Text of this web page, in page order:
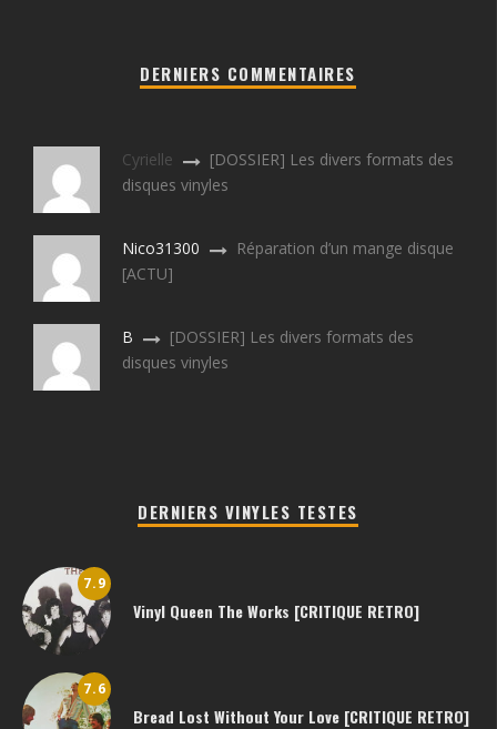
DERNIERS COMMENTAIRES
Cyrielle
[DOSSIER] Les divers formats des
disques vinyles
Nico31300
Réparation d’un mange disque
[ACTU]
B
[DOSSIER] Les divers formats des
disques vinyles
DERNIERS VINYLES TESTES
7.9
Vinyl Queen The Works [CRITIQUE RETRO]
7.6
Bread Lost Without Your Love [CRITIQUE RETRO]